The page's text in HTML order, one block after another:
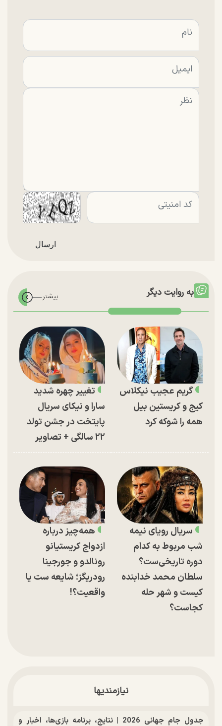
به روایت دیگر
گریم عجیب نیکلاس
کیج و کریستین بیل
همه را شوکه کرد
تغییر چهره شدید
سارا و نیکای سریال
پایتخت در جشن تولد
۲۲ سالگی + تصاویر
سریال رویای نیمه
شب مربوط به کدام
دوره تاریخی‌ست؟
سلطان محمد خدابنده
کیست و شهر حله
کجاست؟
همه‌چیز درباره
ازدواج کریستیانو
رونالدو و جورجینا
رودریگز؛ شایعه ست یا
واقعیت؟!
نیازمندیها
جدول جام جهانی 2026 | نتایج، برنامه بازی‌ها، اخبار و